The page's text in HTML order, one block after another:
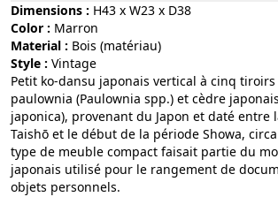
Dimensions : H43 x W23 x D38
Color :
marron
Material :
bois (matériau)
Style :
vintage
Petit ko-dansu japonais vertical à cinq
paulownia (Paulownia spp.) et cèdre
japonica), provenant du Japon et daté entre
Taishō et le début de la période Showa, circa
type de meuble compact faisait partie du
japonais utilisé pour le rangement de
objets personnels.